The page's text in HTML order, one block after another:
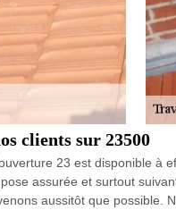
clients sur 23500
23 est disponible à
assurée et surtout
aussitôt que